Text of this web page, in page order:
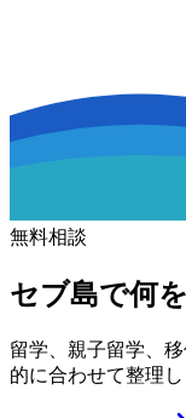
無料相談
セブ島で何
留学、親子留学、
的に合わせて整理し